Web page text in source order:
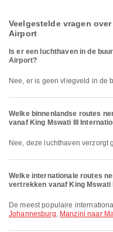
Veelgestelde vragen
Airport
Is er een luchthaven in de
Airport?
Nee, er is geen vliegveld in de
Welke binnenlandse routes
vanaf King Mswati III
Nee, deze luchthaven
Welke internationale routes
vertrekken vanaf King Mswati
De meest populaire
Johannesburg, Manzini naar